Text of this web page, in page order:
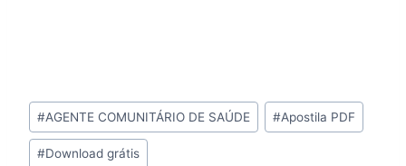
Tags
do
Post:
#AGENTE COMUNITÁRIO DE SAÚDE #Apostila PDF
#Download grátis